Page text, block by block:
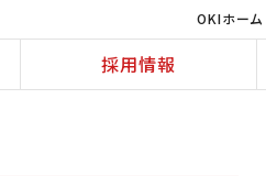
OKIホーム
採用情報